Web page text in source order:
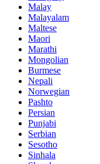
Malay
Malayalam
Maltese
Maori
Marathi
Mongolian
Burmese
Nepali
Norwegian
Pashto
Persian
Punjabi
Serbian
Sesotho
Sinhala